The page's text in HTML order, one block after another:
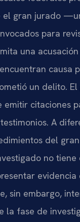
el gran jurado
para
una
causa
un delito.
emitir citaciones
A
del
no
evidencia
sin embargo,
la fase de